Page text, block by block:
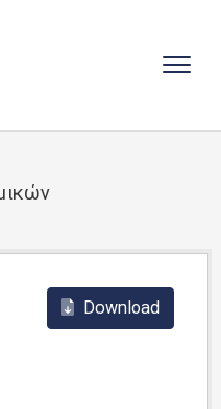
Download